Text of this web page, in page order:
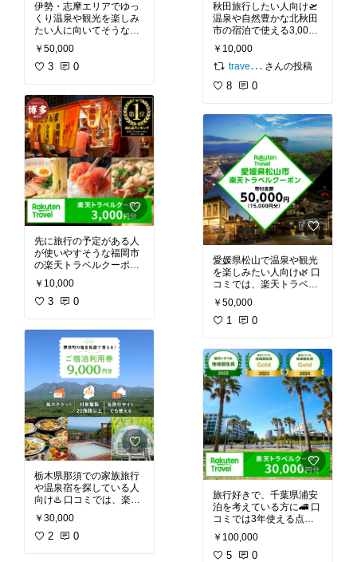
伊勢・志摩エリアでゆっ
くり温泉や観光を楽しみ
たい人に向いてそうな楽
天トラベルクーポン🏝️対
象宿が多めで「行きたか
ったホテルが対象だっ
ューがあって、次の旅行
候補として気になってい
る方はチェックしてみた
い返礼品。
￥50,000
3 0
先に旅行の予定がある人
が使いやすそうな福岡市
の楽天トラベルクーポン
🧳楽天トラベルで対象施
設の予約にそのまま使え
て、レビューでは「希望
うで欲しくなってます。
気になる方はチェック
￥10,000
3 0
栃木県那須での家族旅行
や温泉宿を探している人
向け♨️ 口コミでは、楽天
トラベル対応で予約に使
いやすく、露天風呂や宿
泊券として便利そうなの
￥30,000
2 0
秋田旅行したい人向け🛫
温泉や自然豊かな北秋田
市の宿泊で使える3,000
円クーポンが口コミで便
利そう＆ふるさと納税で
旅費の足しにできるのが
クしてみて♪
￥10,000
travel-review.info✈️
さんの投稿
8 0
愛媛県松山で温泉や観光
を楽しみたい人向け🌿 口
コミでは、楽天トラベル
で予約に使える実用性
と、家族旅行やカップル
旅に使いやすい点が気に
￥50,000
1 0
旅行好きで、千葉県浦安
泊を考えている方に🚄 口
コミでは3年使える点や
対象施設の多さが見られ
て、計画派には気になっ
ています✨
￥100,000
5 0